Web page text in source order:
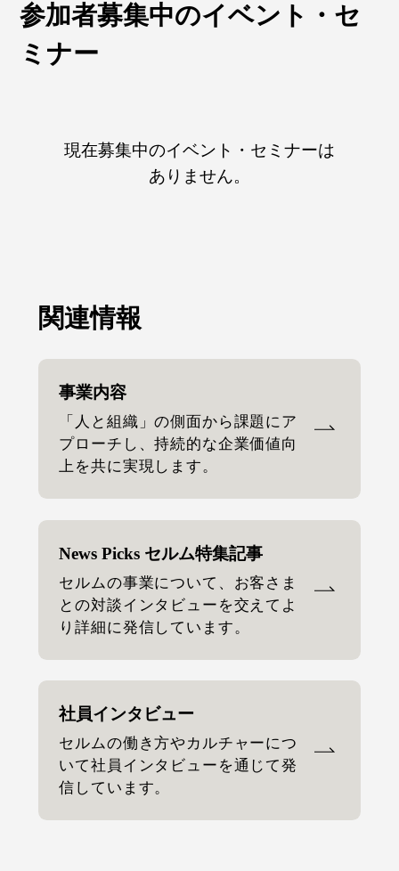
参加者募集中のイベント・セ
ミナー
現在募集中のイベント・セミナーは
ありません。
関連情報
事業内容
「人と組織」の側面から課題にア
プローチし、持続的な企業価値向
上を共に実現します。
News Picks セルム特集記事
セルムの事業について、お客さま
との対談インタビューを交えてよ
り詳細に発信しています。
社員インタビュー
セルムの働き方やカルチャーにつ
いて社員インタビューを通じて発
信しています。